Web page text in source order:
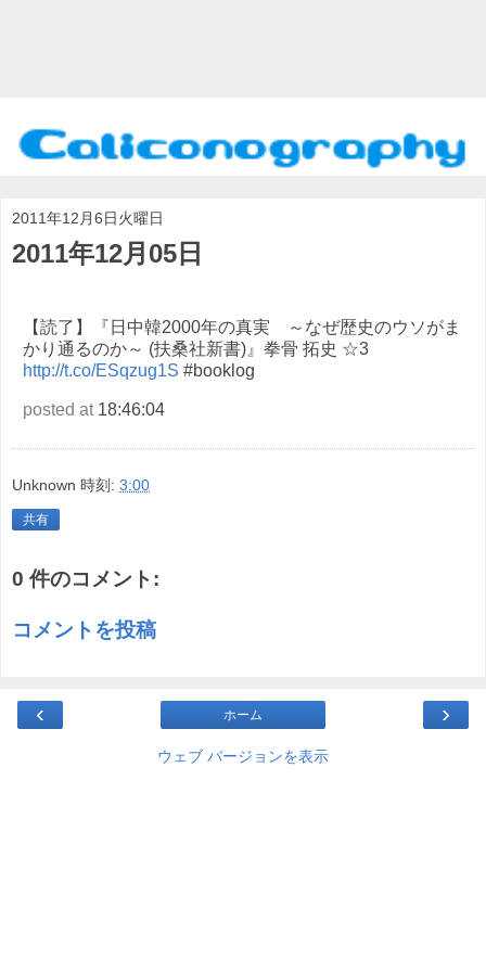
2011年12月6日火曜日
2011年12月05日
【読了】『日中韓2000年の真実 ～なぜ歴史のウソがま
かり通るのか～ (扶桑社新書)』拳骨 拓史 ☆3
http://t.co/ESqzug1S #booklog
posted at18:46:04
Unknown 時刻: 3:00
共有
0 件のコメント:
コメントを投稿
‹ ›
ホーム
ウェブ バージョンを表示